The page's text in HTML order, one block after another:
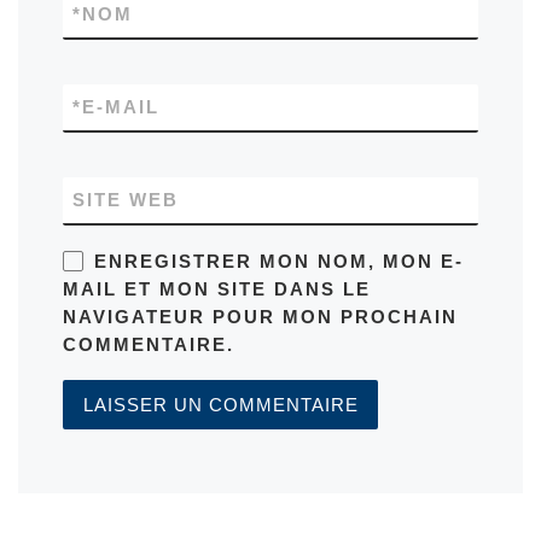
NOM
*
E-MAIL
*
SITE WEB
ENREGISTRER MON NOM, MON E-
MAIL ET MON SITE DANS LE
NAVIGATEUR POUR MON PROCHAIN
COMMENTAIRE.